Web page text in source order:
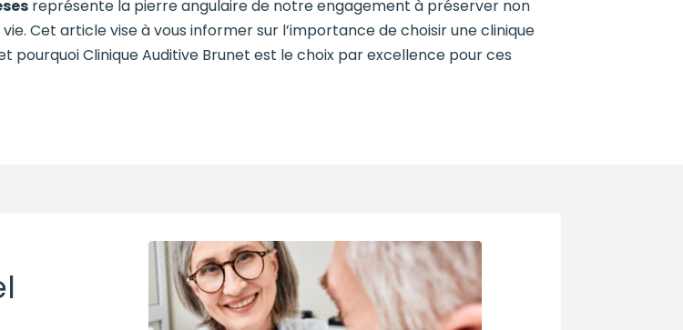
représente la pierre angulaire de notre engagement à préserver non
Cet article vise à vous informer sur l’importance de choisir une clinique
pourquoi Clinique Auditive Brunet est le choix par excellence pour ces